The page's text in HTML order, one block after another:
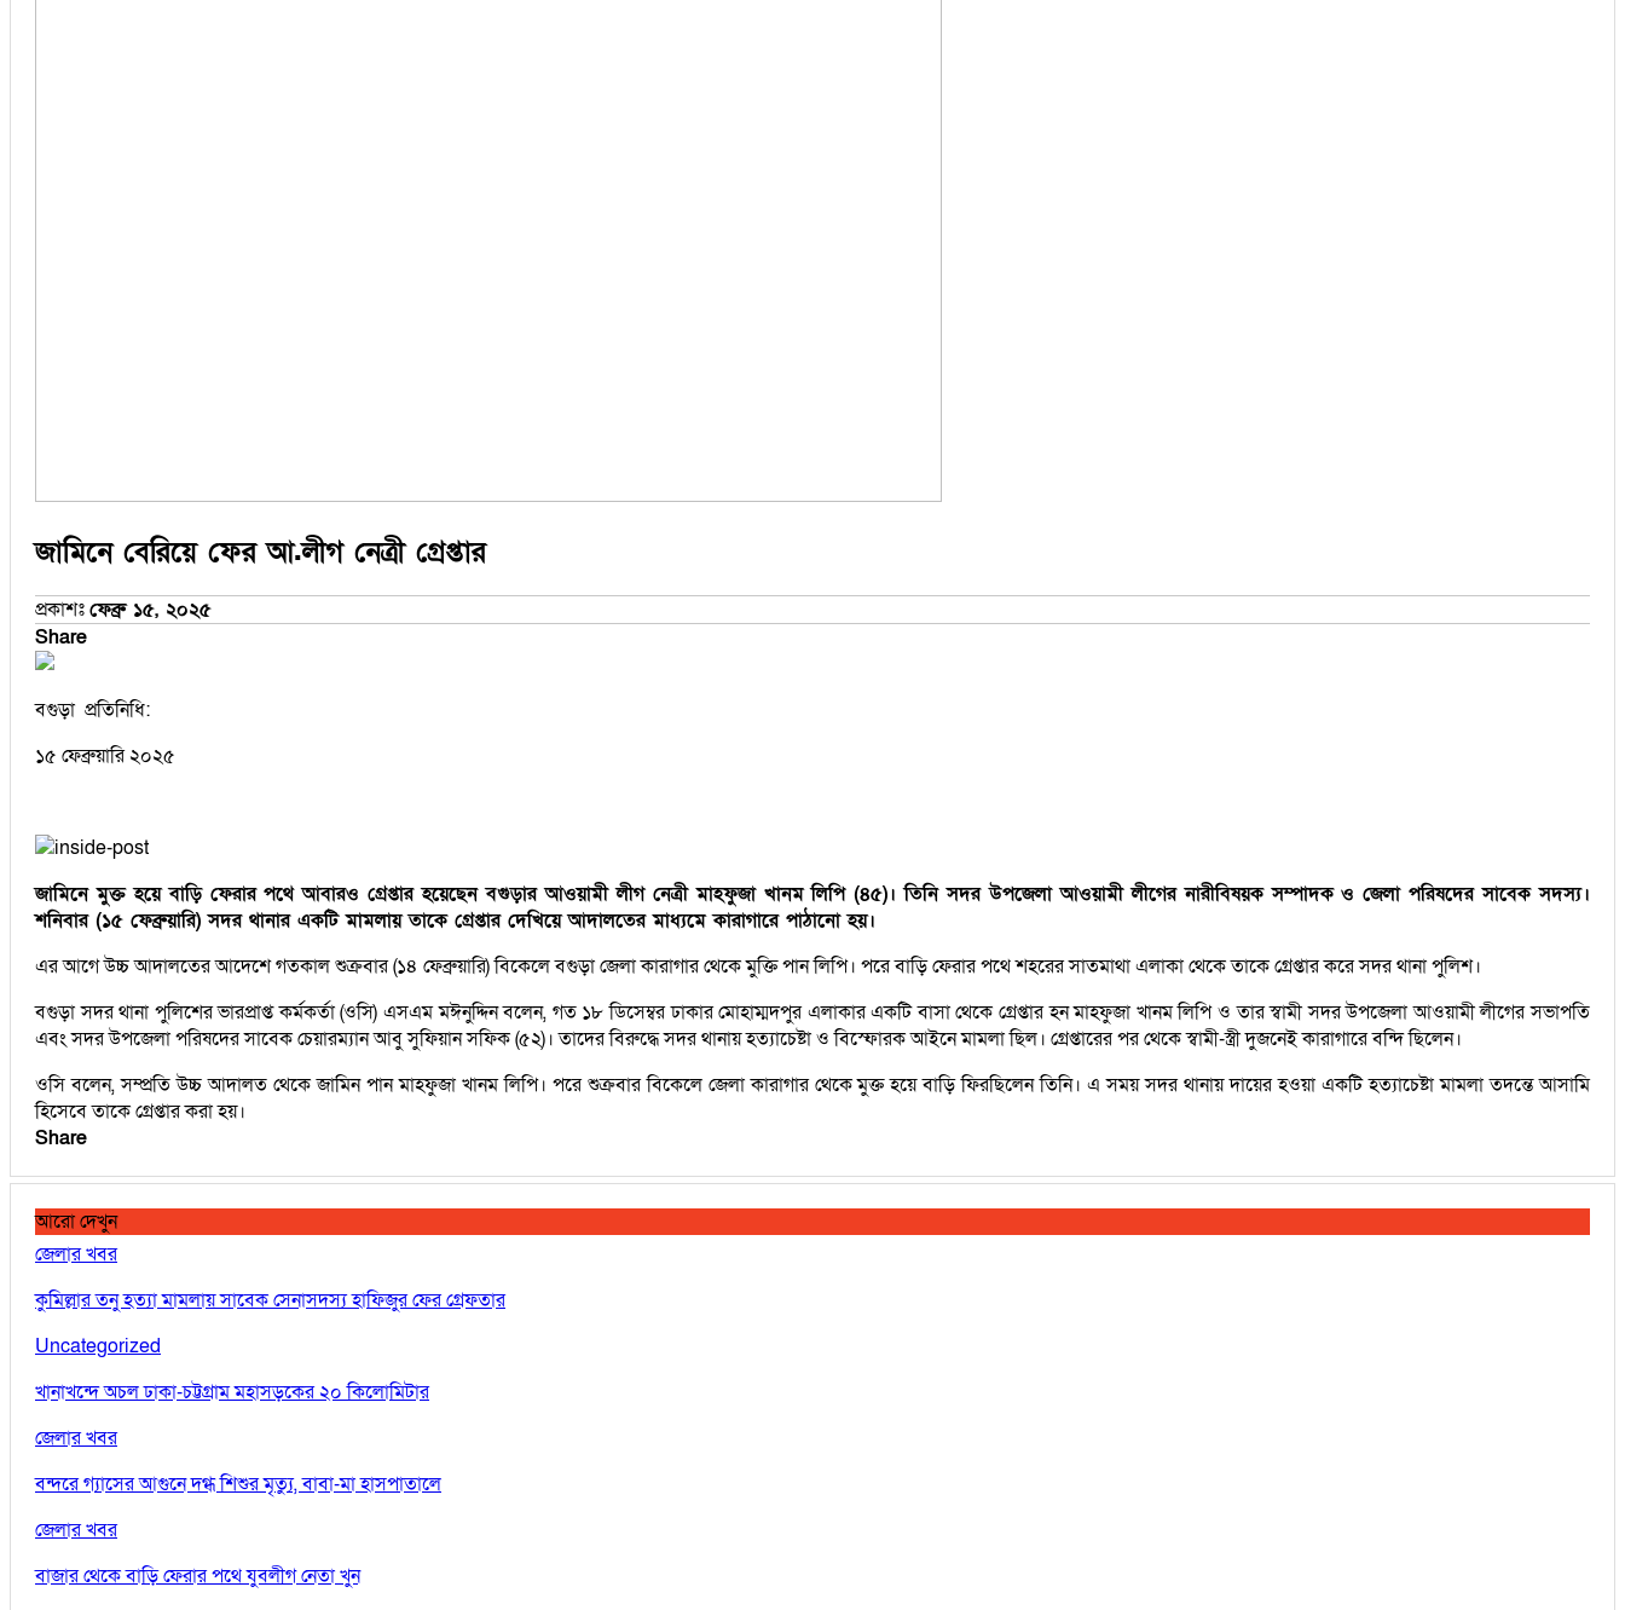
জামিনে বেরিয়ে ফের আ.লীগ নেত্রী গ্রেপ্তার
প্রকাশঃফেব্রু ১৫, ২০২৫
Share
বগুড়া প্রতিনিধি:
১৫ ফেব্রুয়ারি ২০২৫
জামিনে মুক্ত হয়ে বাড়ি ফেরার পথে আবারও গ্রেপ্তার হয়েছেন বগুড়ার আওয়ামী লীগ নেত্রী মাহফুজা খানম লিপি (৪৫)। তিনি সদর উপজেলা আওয়ামী লীগের নারীবিষয়ক সম্পাদক ও জেলা পরিষদের সাবেক সদস্য।
শনিবার (১৫ ফেব্রুয়ারি) সদর থানার একটি মামলায় তাকে গ্রেপ্তার দেখিয়ে আদালতের মাধ্যমে কারাগারে পাঠানো হয়।
এর আগে উচ্চ আদালতের আদেশে গতকাল শুক্রবার (১৪ ফেব্রুয়ারি) বিকেলে বগুড়া জেলা কারাগার থেকে মুক্তি পান লিপি। পরে বাড়ি ফেরার পথে শহরের সাতমাথা এলাকা থেকে তাকে গ্রেপ্তার করে সদর থানা পুলিশ।
বগুড়া সদর থানা পুলিশের ভারপ্রাপ্ত কর্মকর্তা (ওসি) এসএম মঈনুদ্দিন বলেন, গত ১৮ ডিসেম্বর ঢাকার মোহাম্মদপুর এলাকার একটি বাসা থেকে গ্রেপ্তার হন মাহফুজা খানম লিপি ও তার স্বামী সদর উপজেলা আওয়ামী লীগের সভাপতি
এবং সদর উপজেলা পরিষদের সাবেক চেয়ারম্যান আবু সুফিয়ান সফিক (৫২)। তাদের বিরুদ্ধে সদর থানায় হত্যাচেষ্টা ও বিস্ফোরক আইনে মামলা ছিল। গ্রেপ্তারের পর থেকে স্বামী-স্ত্রী দুজনেই কারাগারে বন্দি ছিলেন।
ওসি বলেন, সম্প্রতি উচ্চ আদালত থেকে জামিন পান মাহফুজা খানম লিপি। পরে শুক্রবার বিকেলে জেলা কারাগার থেকে মুক্ত হয়ে বাড়ি ফিরছিলেন তিনি। এ সময় সদর থানায় দায়ের হওয়া একটি হত্যাচেষ্টা মামলা তদন্তে আসামি
হিসেবে তাকে গ্রেপ্তার করা হয়।
Share
আরো দেখুন
জেলার খবর
কুমিল্লার তনু হত্যা মামলায় সাবেক সেনাসদস্য হাফিজুর ফের গ্রেফতার
Uncategorized
খানাখন্দে অচল ঢাকা-চট্টগ্রাম মহাসড়কের ২০ কিলোমিটার
জেলার খবর
বন্দরে গ্যাসের আগুনে দগ্ধ শিশুর মৃত্যু, বাবা-মা হাসপাতালে
জেলার খবর
বাজার থেকে বাড়ি ফেরার পথে যুবলীগ নেতা খুন